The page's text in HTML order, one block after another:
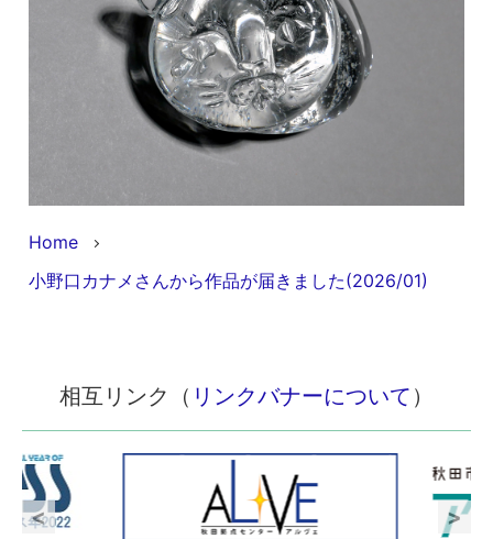
Home
小野口カナメさんから作品が届きました(2026/01)
相互リンク（ リンクバナーについて ）